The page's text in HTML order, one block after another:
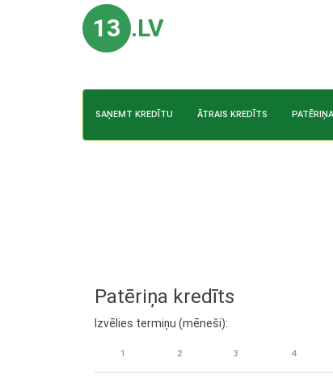
13 .LV
SAŅEMT KREDĪTU ĀTRAIS KREDĪTS
Patēriņa kredīts
Izvēlies termiņu (mēneši):
1 2 3 4